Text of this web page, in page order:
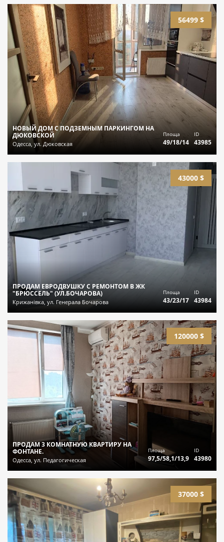
56499 $
НОВЫЙ ДОМ С ПОДЗЕМНЫМ ПАРКИНГОМ НА
ДЮКОВСКОЙ
Одесса, ул. Дюковская
Площа
49/18/14
ID
43985
43000 $
ПРОДАМ ЕВРОДВУШКУ С РЕМОНТОМ В ЖК
"БРЮССЕЛЬ" (УЛ.БОЧАРОВА)
Крижанівка, ул. Генерала Бочарова
Площа
43/23/17
ID
43984
120000 $
ПРОДАМ 3 КОМНАТНУЮ КВАРТИРУ НА
ФОНТАНЕ.
Одесса, ул. Педагогическая
Площа
97,5/58,1/13,9
ID
43980
37000 $